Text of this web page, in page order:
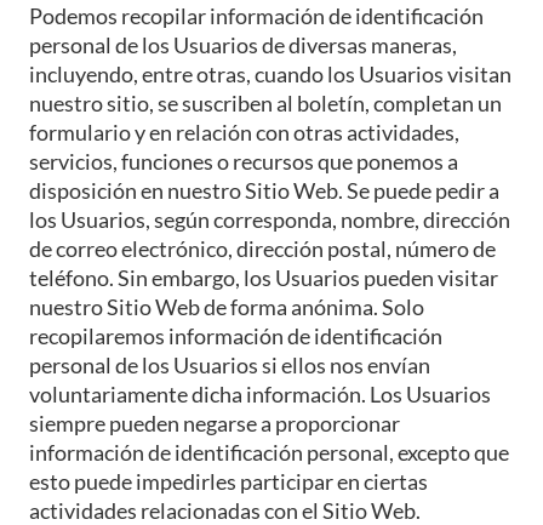
Podemos recopilar información de identificación
personal de los Usuarios de diversas maneras,
incluyendo, entre otras, cuando los Usuarios visitan
nuestro sitio, se suscriben al boletín, completan un
formulario y en relación con otras actividades,
servicios, funciones o recursos que ponemos a
disposición en nuestro Sitio Web. Se puede pedir a
los Usuarios, según corresponda, nombre, dirección
de correo electrónico, dirección postal, número de
teléfono. Sin embargo, los Usuarios pueden visitar
nuestro Sitio Web de forma anónima. Solo
recopilaremos información de identificación
personal de los Usuarios si ellos nos envían
voluntariamente dicha información. Los Usuarios
siempre pueden negarse a proporcionar
información de identificación personal, excepto que
esto puede impedirles participar en ciertas
actividades relacionadas con el Sitio Web.